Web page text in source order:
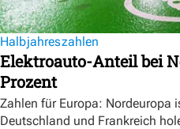
Halbjahreszahlen
Elektroauto-Anteil bei
Prozent
Zahlen für Europa: Nordeuropa
Deutschland und Frankreich